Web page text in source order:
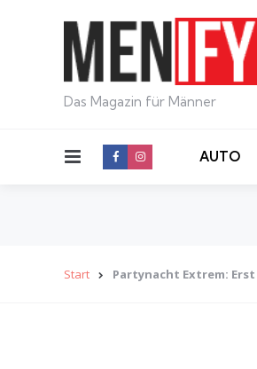
Das Magazin für Männer
Menu AUTO
Start Partynacht Extrem: